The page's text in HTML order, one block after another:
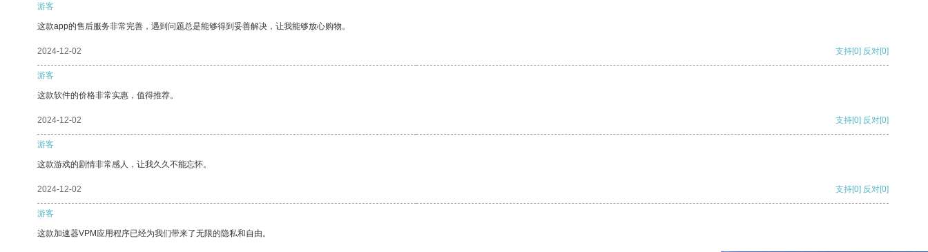
游客
这款app的售后服务非常完善，遇到问题总是能够得到妥善解决，让我能够放心购物。
2024-12-02 支持[0] 反对[0]
游客
这款软件的价格非常实惠，值得推荐。
2024-12-02 支持[0] 反对[0]
游客
这款游戏的剧情非常感人，让我久久不能忘怀。
2024-12-02 支持[0] 反对[0]
游客
这款加速器VPM应用程序已经为我们带来了无限的隐私和自由。